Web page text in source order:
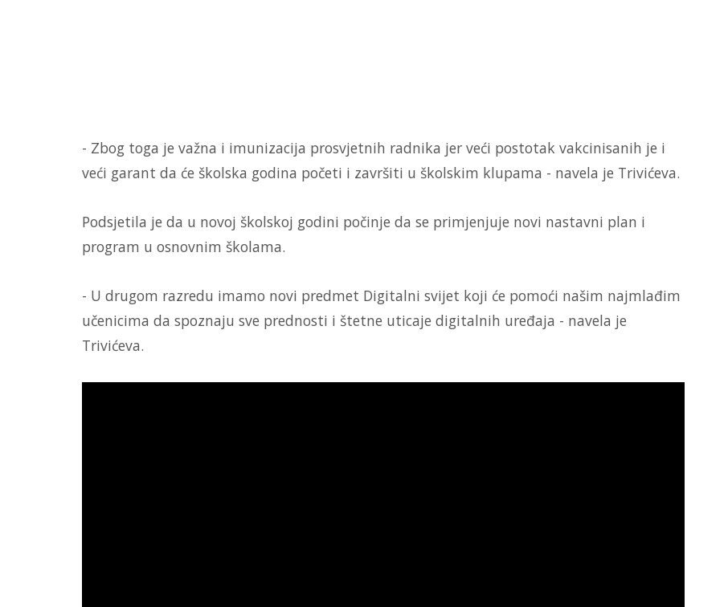
- Zbog toga je važna i imunizacija prosvjetnih radnika jer veći postotak vakcinisanih je i
veći garant da će školska godina početi i završiti u školskim klupama - navela je Trivićeva.
Podsjetila je da u novoj školskoj godini počinje da se primjenjuje novi nastavni plan i
program u osnovnim školama.
- U drugom razredu imamo novi predmet Digitalni svijet koji će pomoći našim najmlađim
učenicima da spoznaju sve prednosti i štetne uticaje digitalnih uređaja - navela je
Trivićeva.